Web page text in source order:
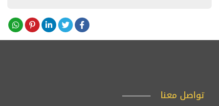
تواصل معنا